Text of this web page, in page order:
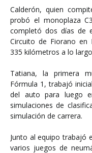
Calderón, quien
probó el monoplaza
completó dos días de
Circuito de Fiorano en
335 kilómetros a lo
Tatiana, la primera
Fórmula 1, trabajó
del auto para luego
simulaciones de
simulación de carrera.
Junto al equipo trabajó
varios juegos de